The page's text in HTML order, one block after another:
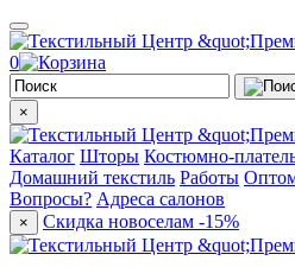
0
×
Каталог Шторы Костюмно-
Домашний текстиль Работы
Вопросы? Адреса салонов
× Скидка новоселам -15%